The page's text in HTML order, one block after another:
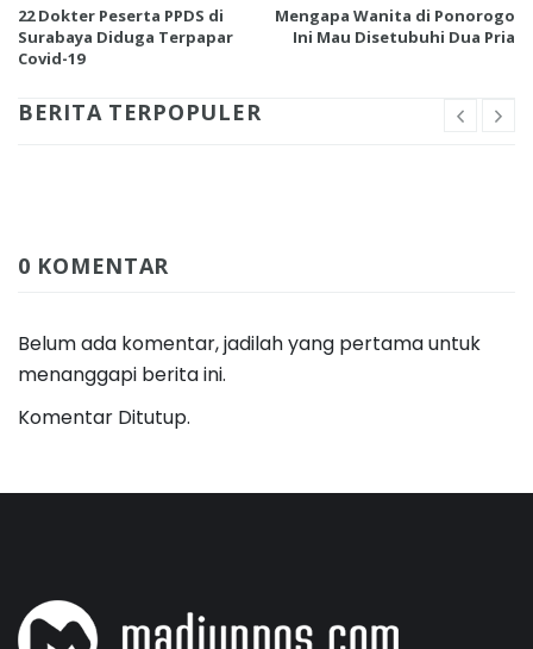
22 Dokter Peserta PPDS di
Surabaya Diduga Terpapar
Covid-19
Mengapa Wanita di Ponorogo
Ini Mau Disetubuhi Dua Pria
BERITA TERPOPULER
0 KOMENTAR
Belum ada komentar, jadilah yang pertama untuk
menanggapi berita ini.
Komentar Ditutup.